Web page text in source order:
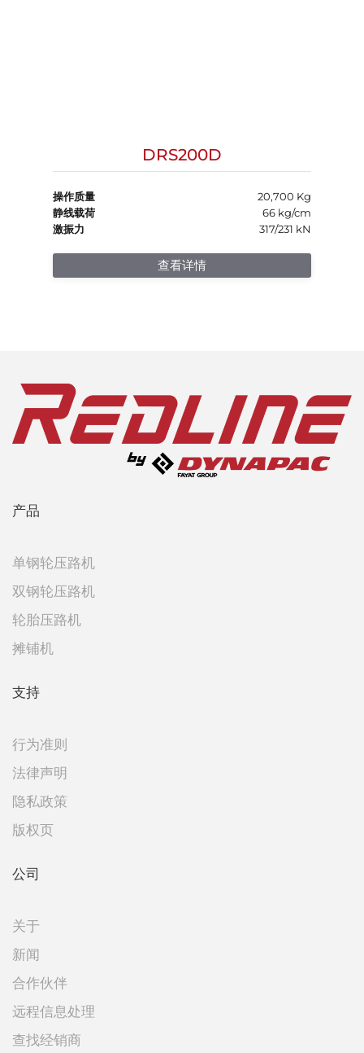
DRS200D
操作质量
20,700 Kg
静线载荷
66 kg/cm
激振力
317/231 kN
查看详情
产品
单钢轮压路机
双钢轮压路机
轮胎压路机
摊铺机
支持
行为准则
法律声明
隐私政策
版权页
公司
关于
新闻
合作伙伴
远程信息处理
查找经销商